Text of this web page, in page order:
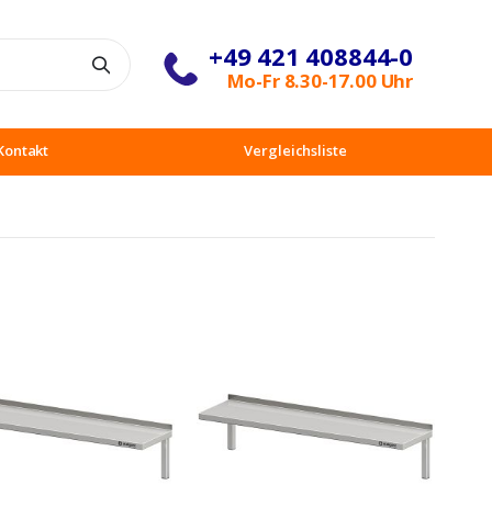
+49 421 408844-0
Mo-Fr 8.30-17.00 Uhr
Vergleichsliste